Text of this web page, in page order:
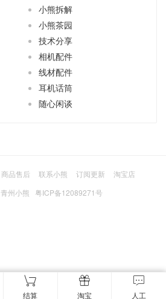
小熊拆解
小熊茶园
技术分享
相机配件
线材配件
耳机话筒
随心闲谈
结算 淘宝 人工
商品售后 联系小熊 订阅更新
淘宝店
青州小熊 粤ICP备12089271号